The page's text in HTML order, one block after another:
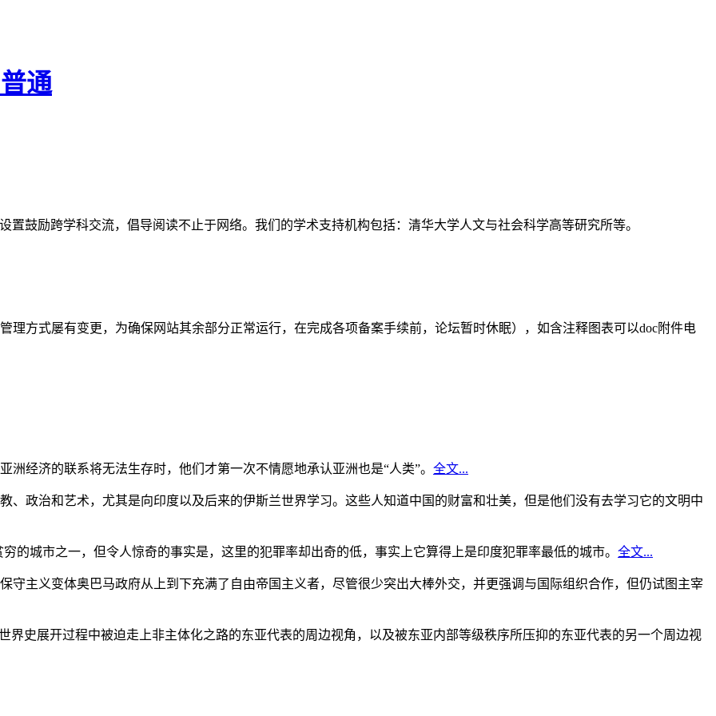
通
置鼓励跨学科交流，倡导阅读不止于网络。我们的学术支持机构包括：清华大学人文与社会科学高等研究所等。
理方式屡有变更，为确保网站其余部分正常运行，在完成各项备案手续前，论坛暂时休眠），如含注释图表可以doc附件电
经济的联系将无法生存时，他们才第一次不情愿地承认亚洲也是“人类”。 全文...
、政治和艺术，尤其是向印度以及后来的伊斯兰世界学习。这些人知道中国的财富和壮美，但是他们没有去学习它的文明中
的城市之一，但令人惊奇的事实是，这里的犯罪率却出奇的低，事实上它算得上是印度犯罪率最低的城市。 全文...
守主义变体奥巴马政府从上到下充满了自由帝国主义者，尽管很少突出大棒外交，并更强调与国际组织合作，但仍试图主宰
界史展开过程中被迫走上非主体化之路的东亚代表的周边视角，以及被东亚内部等级秩序所压抑的东亚代表的另一个周边视